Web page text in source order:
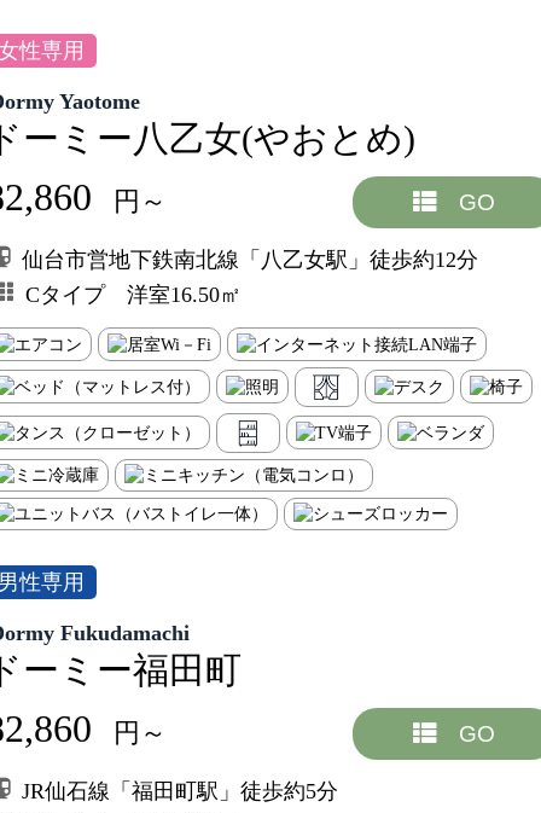
性専用
Yaotome
ーミー八乙女(やおとめ)
円～ GO
仙台市営地下鉄南北線「八乙女駅」徒歩約12分
Cタイプ 洋室16.50㎡
性専用
Fukudamachi
ーミー福田町
円～ GO
JR仙石線「福田町駅」徒歩約5分